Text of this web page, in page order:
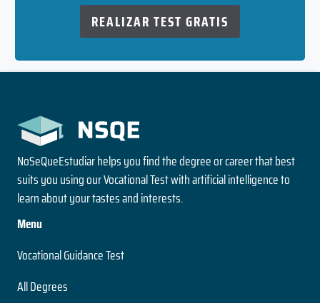
REALIZAR TEST GRATIS
NoSeQueEstudiar helps you find the degree or career that best
suits you using our Vocational Test with artificial intelligence to
learn about your tastes and interests.
Menu
Vocational Guidance Test
All Degrees